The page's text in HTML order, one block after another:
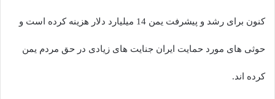
کنون برای رشد و پیشرفت یمن 14 میلیارد دلار هزینه کرده است و
حوثی های مورد حمایت ایران جنایت های زیادی در حق مردم یمن
کرده اند.